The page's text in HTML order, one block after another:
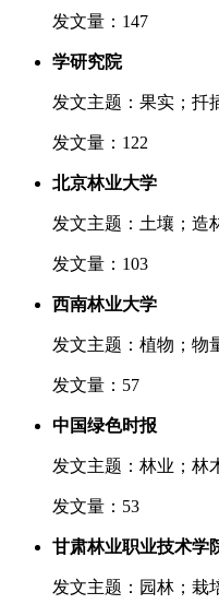
发文量：147
学研究院
发文主题：果实；扦
发文量：122
北京林业大学
发文主题：土壤；造
发文量：103
西南林业大学
发文主题：植物；物
发文量：57
中国绿色时报
发文主题：林业；林
发文量：53
甘肃林业职业技术学
发文主题：园林；栽